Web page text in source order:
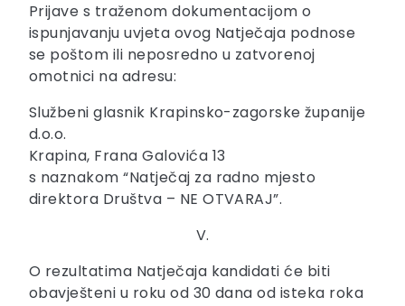
Prijave s traženom dokumentacijom o
ispunjavanju uvjeta ovog Natječaja podnose
se poštom ili neposredno u zatvorenoj
omotnici na adresu:
Službeni glasnik Krapinsko-zagorske županije
d.o.o.
Krapina, Frana Galovića 13
s naznakom “Natječaj za radno mjesto
direktora Društva – NE OTVARAJ”.
V.
O rezultatima Natječaja kandidati će biti
obavješteni u roku od 30 dana od isteka roka